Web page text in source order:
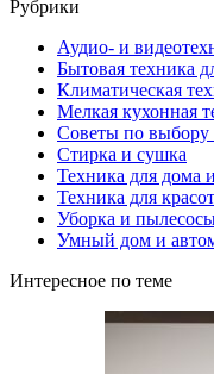
Рубрики
Аудио- и
Бытовая техника
Климатическая
Мелкая кухонная
Советы по выбору
Стирка и сушка
Техника для дома
Техника для
Уборка и
Умный дом и
Интересное по теме